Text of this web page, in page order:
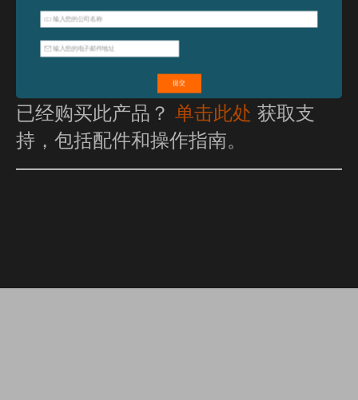
已经购买此产品？ 单击此处 获取支
持，包括配件和操作指南。